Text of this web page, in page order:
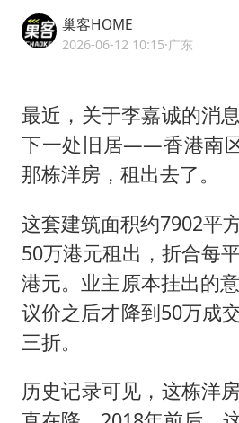
山东一
刘国正
我国外
夯实基
巢客HOME
2026-06-12 10:15·广东
最近，关于李嘉诚的消
下一处旧居——香港南
那栋洋房，租出去了。
这套建筑面积约7902平
50万港元租出，折合每
港元。业主原本挂出的
议价之后才降到50万成
三折。
历史记录可见，这栋洋